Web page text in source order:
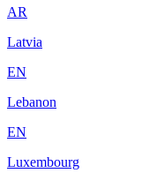
AR
Latvia
EN
Lebanon
EN
Luxembourg